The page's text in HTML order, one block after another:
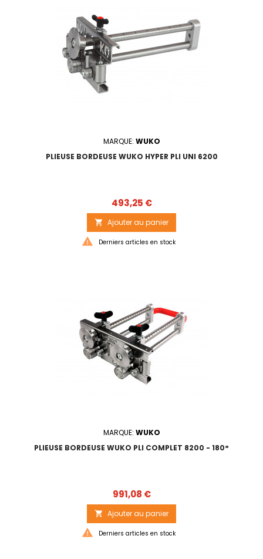
MARQUE: WUKO
PLIEUSE BORDEUSE WUKO HYPER PLI UNI 6200
Prix
493,25 €
 Ajouter au panier
 Derniers articles en stock
MARQUE: WUKO
PLIEUSE BORDEUSE WUKO PLI COMPLET 8200 - 180°
Prix
991,08 €
 Ajouter au panier
 Derniers articles en stock